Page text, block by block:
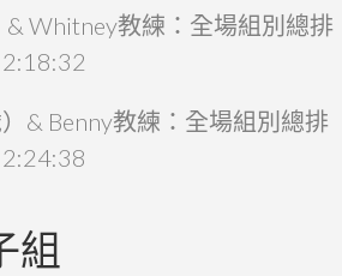
Whitney教練：全場組別總排
& Benny教練：全場組別總排
組